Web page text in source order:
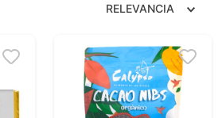
RELEVANCIA